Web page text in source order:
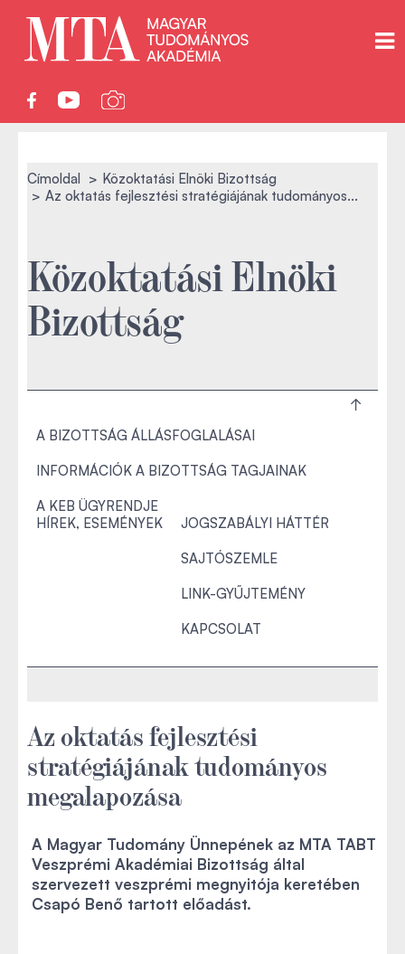
Címoldal
Közoktatási Elnöki Bizottság
Az oktatás fejlesztési stratégiájának tudományos...
Közoktatási Elnöki
Bizottság
A BIZOTTSÁG ÁLLÁSFOGLALÁSAI
INFORMÁCIÓK A BIZOTTSÁG TAGJAINAK
A KEB ÜGYRENDJE
HÍREK, ESEMÉNYEK
JOGSZABÁLYI HÁTTÉR
SAJTÓSZEMLE
LINK-GYŰJTEMÉNY
KAPCSOLAT
Az oktatás fejlesztési
stratégiájának tudományos
megalapozása
A Magyar Tudomány Ünnepének az MTA TABT
Veszprémi Akadémiai Bizottság által
szervezett veszprémi megnyitója keretében
Csapó Benő tartott előadást.